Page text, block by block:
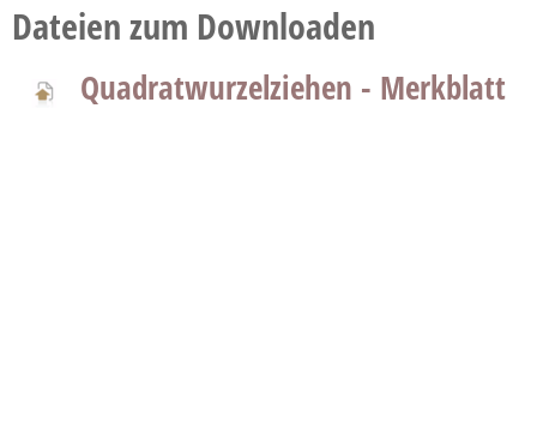
Dateien zum Downloaden
Quadratwurzelziehen - Merkblatt